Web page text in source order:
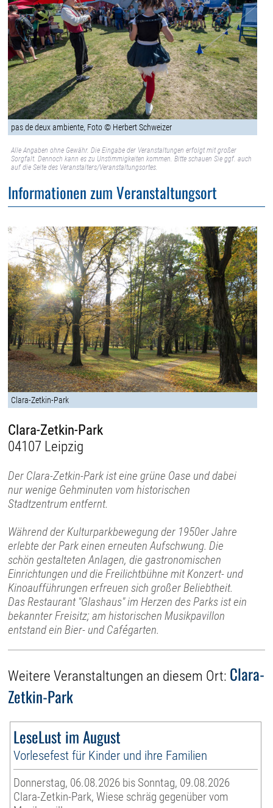
pas de deux ambiente, Foto © Herbert Schweizer
Alle Angaben ohne Gewähr. Die Eingabe der Veranstaltungen erfolgt mit großer
Sorgfalt. Dennoch kann es zu Unstimmigkeiten kommen. Bitte schauen Sie ggf. auch
auf die Seite des Veranstalters/Veranstaltungsortes.
Informationen zum Veranstaltungsort
Clara-Zetkin-Park
Clara-Zetkin-Park
04107 Leipzig
Der Clara-Zetkin-Park ist eine grüne Oase und dabei
nur wenige Gehminuten vom historischen
Stadtzentrum entfernt.
Während der Kulturparkbewegung der 1950er Jahre
erlebte der Park einen erneuten Aufschwung. Die
schön gestalteten Anlagen, die gastronomischen
Einrichtungen und die Freilichtbühne mit Konzert- und
Kinoaufführungen erfreuen sich großer Beliebtheit.
Das Restaurant "Glashaus" im Herzen des Parks ist ein
bekannter Freisitz; am historischen Musikpavillon
entstand ein Bier- und Cafégarten.
Weitere Veranstaltungen an diesem Ort: Clara-
Zetkin-Park
LeseLust im August
Vorlesefest für Kinder und ihre Familien
Donnerstag, 06.08.2026 bis Sonntag, 09.08.2026
Clara-Zetkin-Park, Wiese schräg gegenüber vom